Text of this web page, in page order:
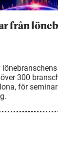
från
300
för